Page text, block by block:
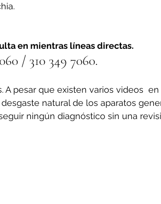
en mientras líneas directas.
/ 310 349 7060.
pesar que existen varios videos
natural de los aparatos
ningún diagnóstico sin una